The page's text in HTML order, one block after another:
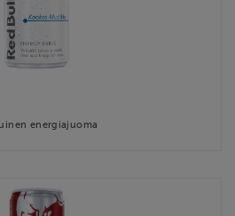
energiajuoma